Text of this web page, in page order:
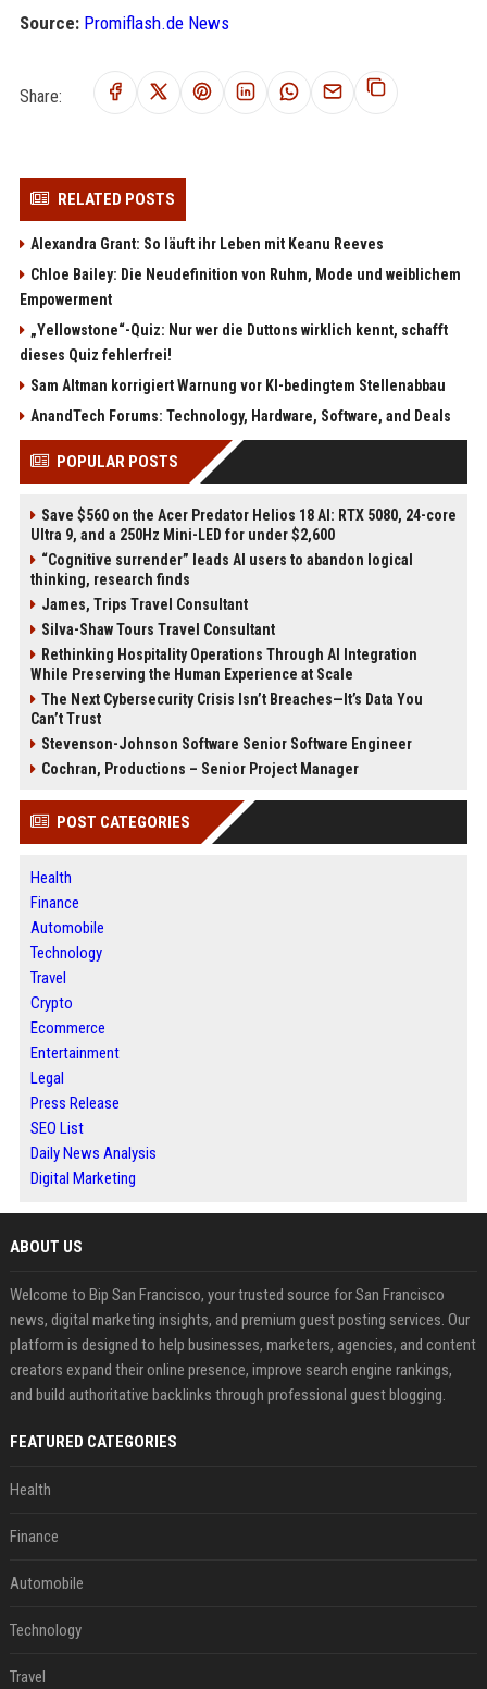
Source: Promiflash.de News
Share:
RELATED POSTS
Alexandra Grant: So läuft ihr Leben mit Keanu Reeves
Chloe Bailey: Die Neudefinition von Ruhm, Mode und weiblichem
Empowerment
„Yellowstone“-Quiz: Nur wer die Duttons wirklich kennt, schafft
dieses Quiz fehlerfrei!
Sam Altman korrigiert Warnung vor KI-bedingtem Stellenabbau
AnandTech Forums: Technology, Hardware, Software, and Deals
POPULAR POSTS
Save $560 on the Acer Predator Helios 18 AI: RTX 5080, 24-core
Ultra 9, and a 250Hz Mini-LED for under $2,600
“Cognitive surrender” leads AI users to abandon logical
thinking, research finds
James, Trips Travel Consultant
Silva-Shaw Tours Travel Consultant
Rethinking Hospitality Operations Through AI Integration
While Preserving the Human Experience at Scale
The Next Cybersecurity Crisis Isn’t Breaches—It’s Data You
Can’t Trust
Stevenson-Johnson Software Senior Software Engineer
Cochran, Productions – Senior Project Manager
POST CATEGORIES
Health
Finance
Automobile
Technology
Travel
Crypto
Ecommerce
Entertainment
Legal
Press Release
SEO List
Daily News Analysis
Digital Marketing
ABOUT US
Welcome to Bip San Francisco, your trusted source for San Francisco
news, digital marketing insights, and premium guest posting services. Our
platform is designed to help businesses, marketers, agencies, and content
creators expand their online presence, improve search engine rankings,
and build authoritative backlinks through professional guest blogging.
FEATURED CATEGORIES
Health
Finance
Automobile
Technology
Travel